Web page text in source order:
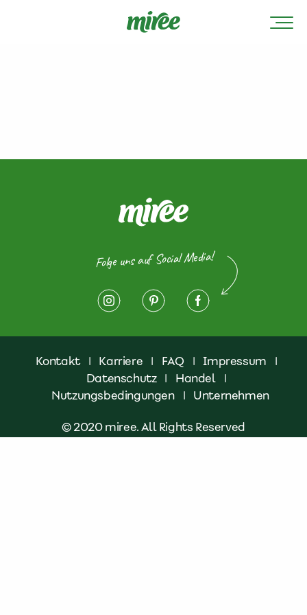
Folge uns auf Social Media!
Kontakt | Karriere | FAQ | Impressum
|
Datenschutz | Handel
|
Nutzungsbedingungen
| Unternehmen
© 2020 miree. All Rights Reserved